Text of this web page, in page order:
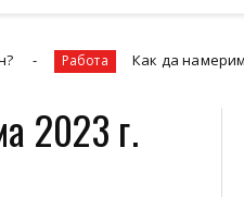
Как да намерим работа по-
2023 г.